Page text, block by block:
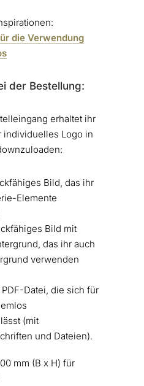
die Verwendung
der Bestellung:
erhaltet ihr
individuelles Logo in
Bild, das ihr
Elemente
Bild mit
das ihr auch
verwenden
Datei, die sich für
(mit
und Dateien).
mm (B x H) für